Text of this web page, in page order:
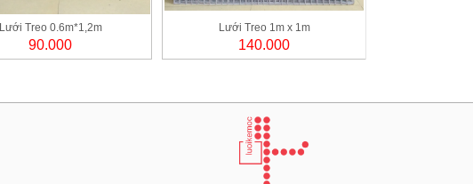
Lưới Treo 0.6m*1,2m
90.000
Lưới Treo 1m x 1m
140.000